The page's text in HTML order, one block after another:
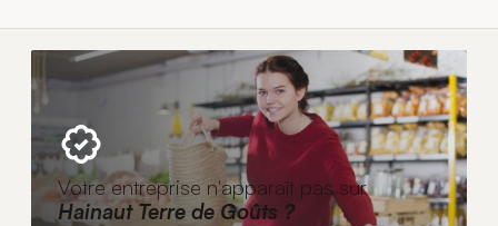
Votre entreprise n'apparaît pas sur
Hainaut Terre de Goûts ?